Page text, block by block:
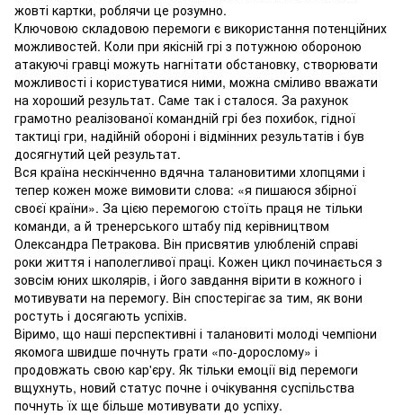
жовті картки, роблячи це розумно.
Ключовою складовою перемоги є використання потенційних
можливостей. Коли при якісній грі з потужною обороною
атакуючі гравці можуть нагнітати обстановку, створювати
можливості і користуватися ними, можна сміливо вважати
на хороший результат. Саме так і сталося. За рахунок
грамотно реалізованої командній грі без похибок, гідної
тактиці гри, надійній обороні і відмінних результатів і був
досягнутий цей результат.
Вся країна нескінченно вдячна талановитими хлопцями і
тепер кожен може вимовити слова: «я пишаюся збірної
своєї країни». За цією перемогою стоїть праця не тільки
команди, а й тренерського штабу під керівництвом
Олександра Петракова. Він присвятив улюбленій справі
роки життя і наполегливої ​​праці. Кожен цикл починається з
зовсім юних школярів, і його завдання вірити в кожного і
мотивувати на перемогу. Він спостерігає за тим, як вони
ростуть і досягають успіхів.
Віримо, що наші перспективні і талановиті молоді чемпіони
якомога швидше почнуть грати «по-дорослому» і
продовжать свою кар'єру. Як тільки емоції від перемоги
вщухнуть, новий статус почне і очікування суспільства
почнуть їх ще більше мотивувати до успіху.